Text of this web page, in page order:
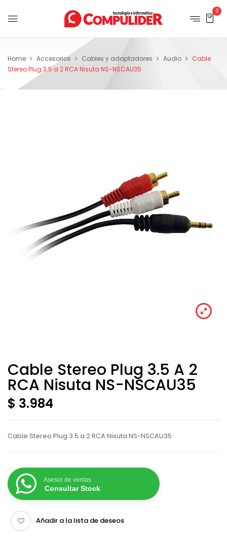
0
Home Accesorios Cables y adaptadores Audio
Cable
Stereo Plug 3.5 a 2 RCA Nisuta NS-NSCAU35
Cable Stereo Plug 3.5 A 2
RCA Nisuta NS-NSCAU35
$ 3.984
Cable Stereo Plug 3.5 a 2 RCA Nisuta NS-NSCAU35
Asesor de ventas
Consultar Stock
Añadir a la lista de deseos